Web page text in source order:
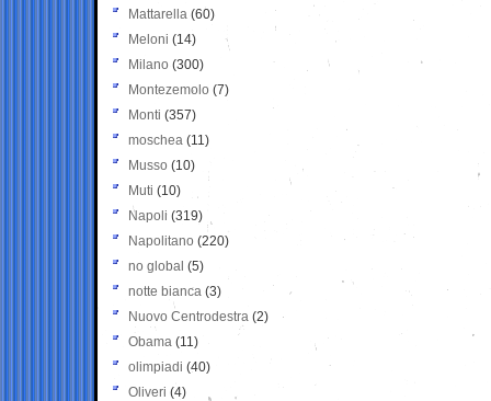
Mattarella (60)
Meloni (14)
Milano (300)
Montezemolo (7)
Monti (357)
moschea (11)
Musso (10)
Muti (10)
Napoli (319)
Napolitano (220)
no global (5)
notte bianca (3)
Nuovo Centrodestra (2)
Obama (11)
olimpiadi (40)
Oliveri (4)